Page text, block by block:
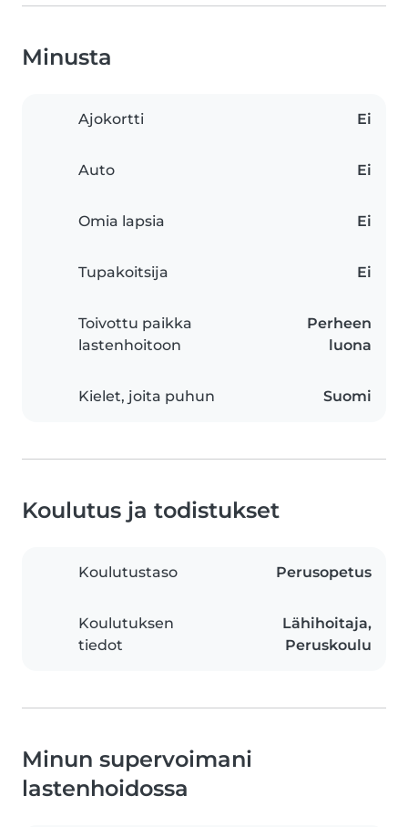
Minusta
Ajokortti Ei
Auto Ei
Omia lapsia Ei
Tupakoitsija Ei
Toivottu paikka
lastenhoitoon
Perheen
luona
Kielet, joita puhun Suomi
Koulutus ja todistukset
Koulutustaso Perusopetus
Koulutuksen
tiedot
Lähihoitaja,
Peruskoulu
Minun supervoimani
lastenhoidossa